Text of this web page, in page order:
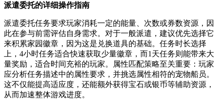
派遣委托的详细操作指南
派遣委托任务要求玩家消耗一定的能量、次数或券数资源，因
此在参与前需评估自身需求。对于一般派遣，建议优先选择它
来积累家园徽章，因为这是兑换道具的基础。任务时长选择
上，4小时任务适合快速获取少量徽章，而1天任务则能带来大
量奖励，适合时间充裕的玩家。属性匹配策略至关重要：玩家
应分析任务描述中的属性要求，并挑选属性相符的宠物船员。
这不仅能提高适应度，还能额外获得宝石或银币等辅助资源，
从而加速整体游戏进度。